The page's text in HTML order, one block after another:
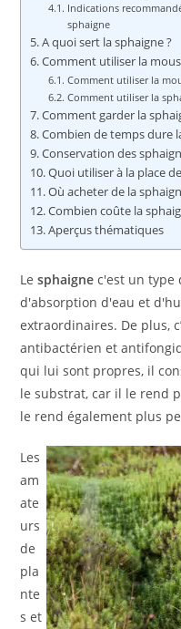
Indications
sphaigne
A quoi sert la sphaigne ?
Comment utiliser la
Comment utiliser la
Comment utiliser la
Comment garder la
Combien de temps dure
Conservation des
Quoi utiliser à la place
Où acheter de la
Combien coûte la
Aperçus thématiques
Lesphaigne c'est un type
d'absorption d'eau et
extraordinaires. De plus,
antibactérien et
qui lui sont propres, il
le substrat, car il le rend
le rend également plus
Les
am
ate
urs
de
pla
nte
s et